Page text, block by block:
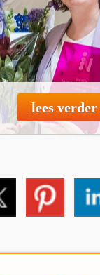
lees verder